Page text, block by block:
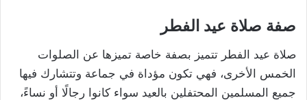
صفة صلاة عيد الفطر
صلاة عيد الفطر تتميز بصفة خاصة تميزها عن الصلوات
الخمس الأخرى، فهي تكون مؤداة في جماعة وتتشارك فيها
جميع المسلمين المحتفلين بالعيد سواء كانوا رجالًا أو نساءً،